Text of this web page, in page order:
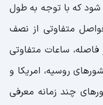
که با توجه به طول
متفاوتی از نصف
فاصله، ساعات متفاوتی
روسیه، امریکا و
چند زمانه معرفی